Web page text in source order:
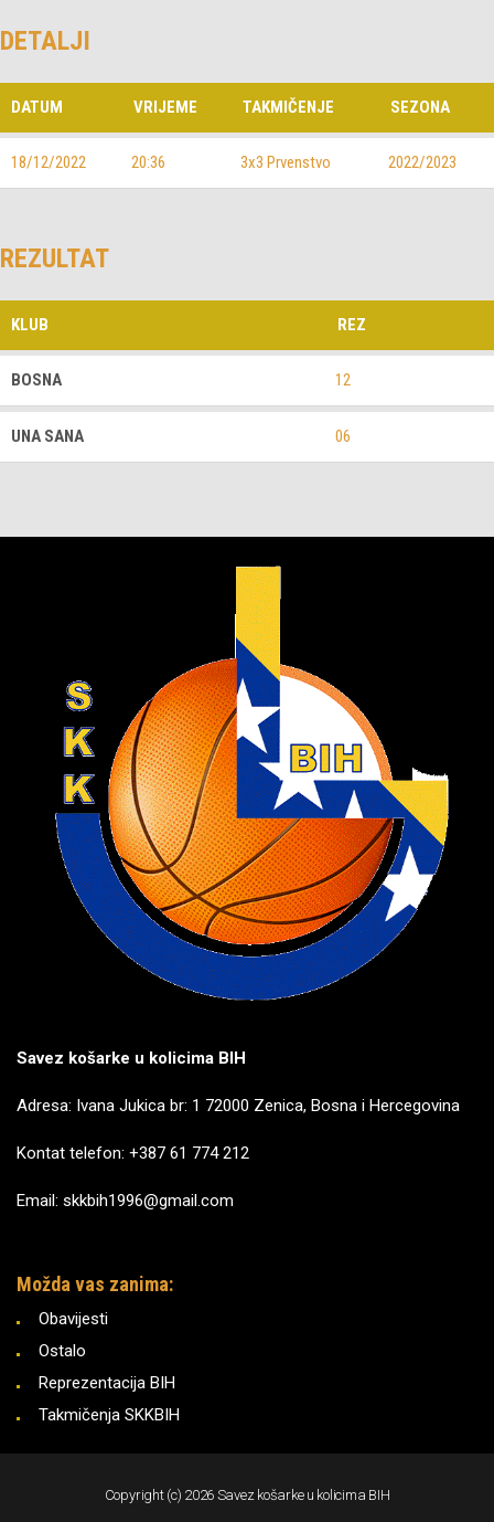
DETALJI
DATUM VRIJEME TAKMIČENJE SEZONA
18/12/2022 20:36 3x3 Prvenstvo 2022/2023
REZULTAT
KLUB REZ
BOSNA 12
UNA SANA 06
Savez košarke u kolicima BIH
Adresa: Ivana Jukica br: 1 72000 Zenica, Bosna i Hercegovina
Kontat telefon: +387 61 774 212
Email: skkbih1996@gmail.com
Možda vas zanima:
Obavijesti
Ostalo
Reprezentacija BIH
Takmičenja SKKBIH
Copyright (c) 2026 Savez košarke u kolicima BIH